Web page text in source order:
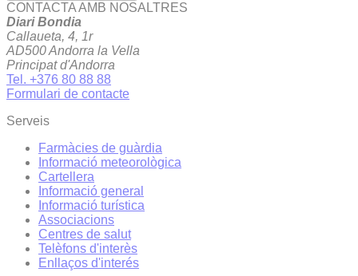
CONTACTA AMB NOSALTRES
Diari Bondia
Callaueta, 4, 1r
AD500 Andorra la Vella
Principat d'Andorra
Tel. +376 80 88 88
Formulari de contacte
Serveis
Farmàcies de guàrdia
Informació meteorològica
Cartellera
Informació general
Informació turística
Associacions
Centres de salut
Telèfons d'interès
Enllaços d'interés